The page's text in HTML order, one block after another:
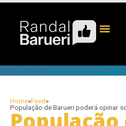
Home»Feed»
População de Barueri poderá opinar